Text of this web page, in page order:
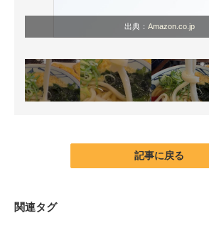
出典： Amazon.co.jp
記事に戻る
関連タグ